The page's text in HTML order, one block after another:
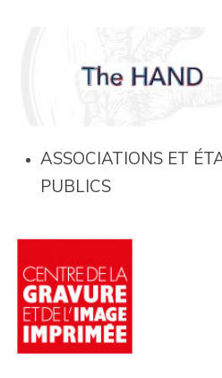
ASSOCIATIONS ET
PUBLICS